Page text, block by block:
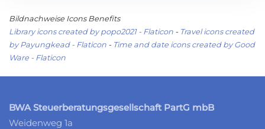
Bildnachweise Icons Benefits
Library icons created by popo2021 - Flaticon - Travel icons created
by Payungkead - Flaticon - Time and date icons created by Good
Ware - Flaticon
BWA Steuerberatungsgesellschaft PartG mbB
Weidenweg 1a